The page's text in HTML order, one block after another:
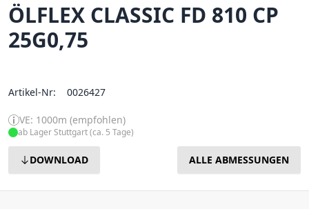
ÖLFLEX CLASSIC FD 810 CP
25G0,75
Artikel-Nr: 0026427
VE: 1000m (empfohlen)
ab Lager Stuttgart (ca. 5 Tage)
DOWNLOAD ALLE ABMESSUNGEN